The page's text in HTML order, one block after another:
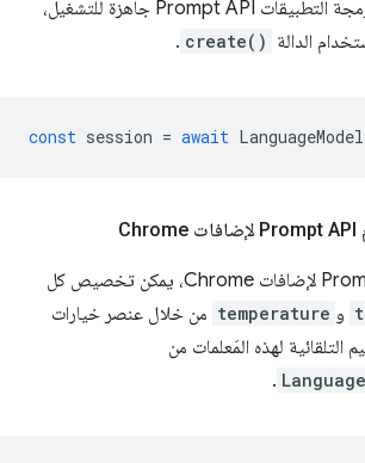
بعد أن تصبح واجهة برمجة التطبيقات Prompt API جاهزة للتشغيل،
الدالة create()
.
const session = await
عند استخدام Prompt API لإضافات Chrome، يمكن تخصيص كل
temperature من خلال عنصر خيارات
لهذه المَعلمات من
.